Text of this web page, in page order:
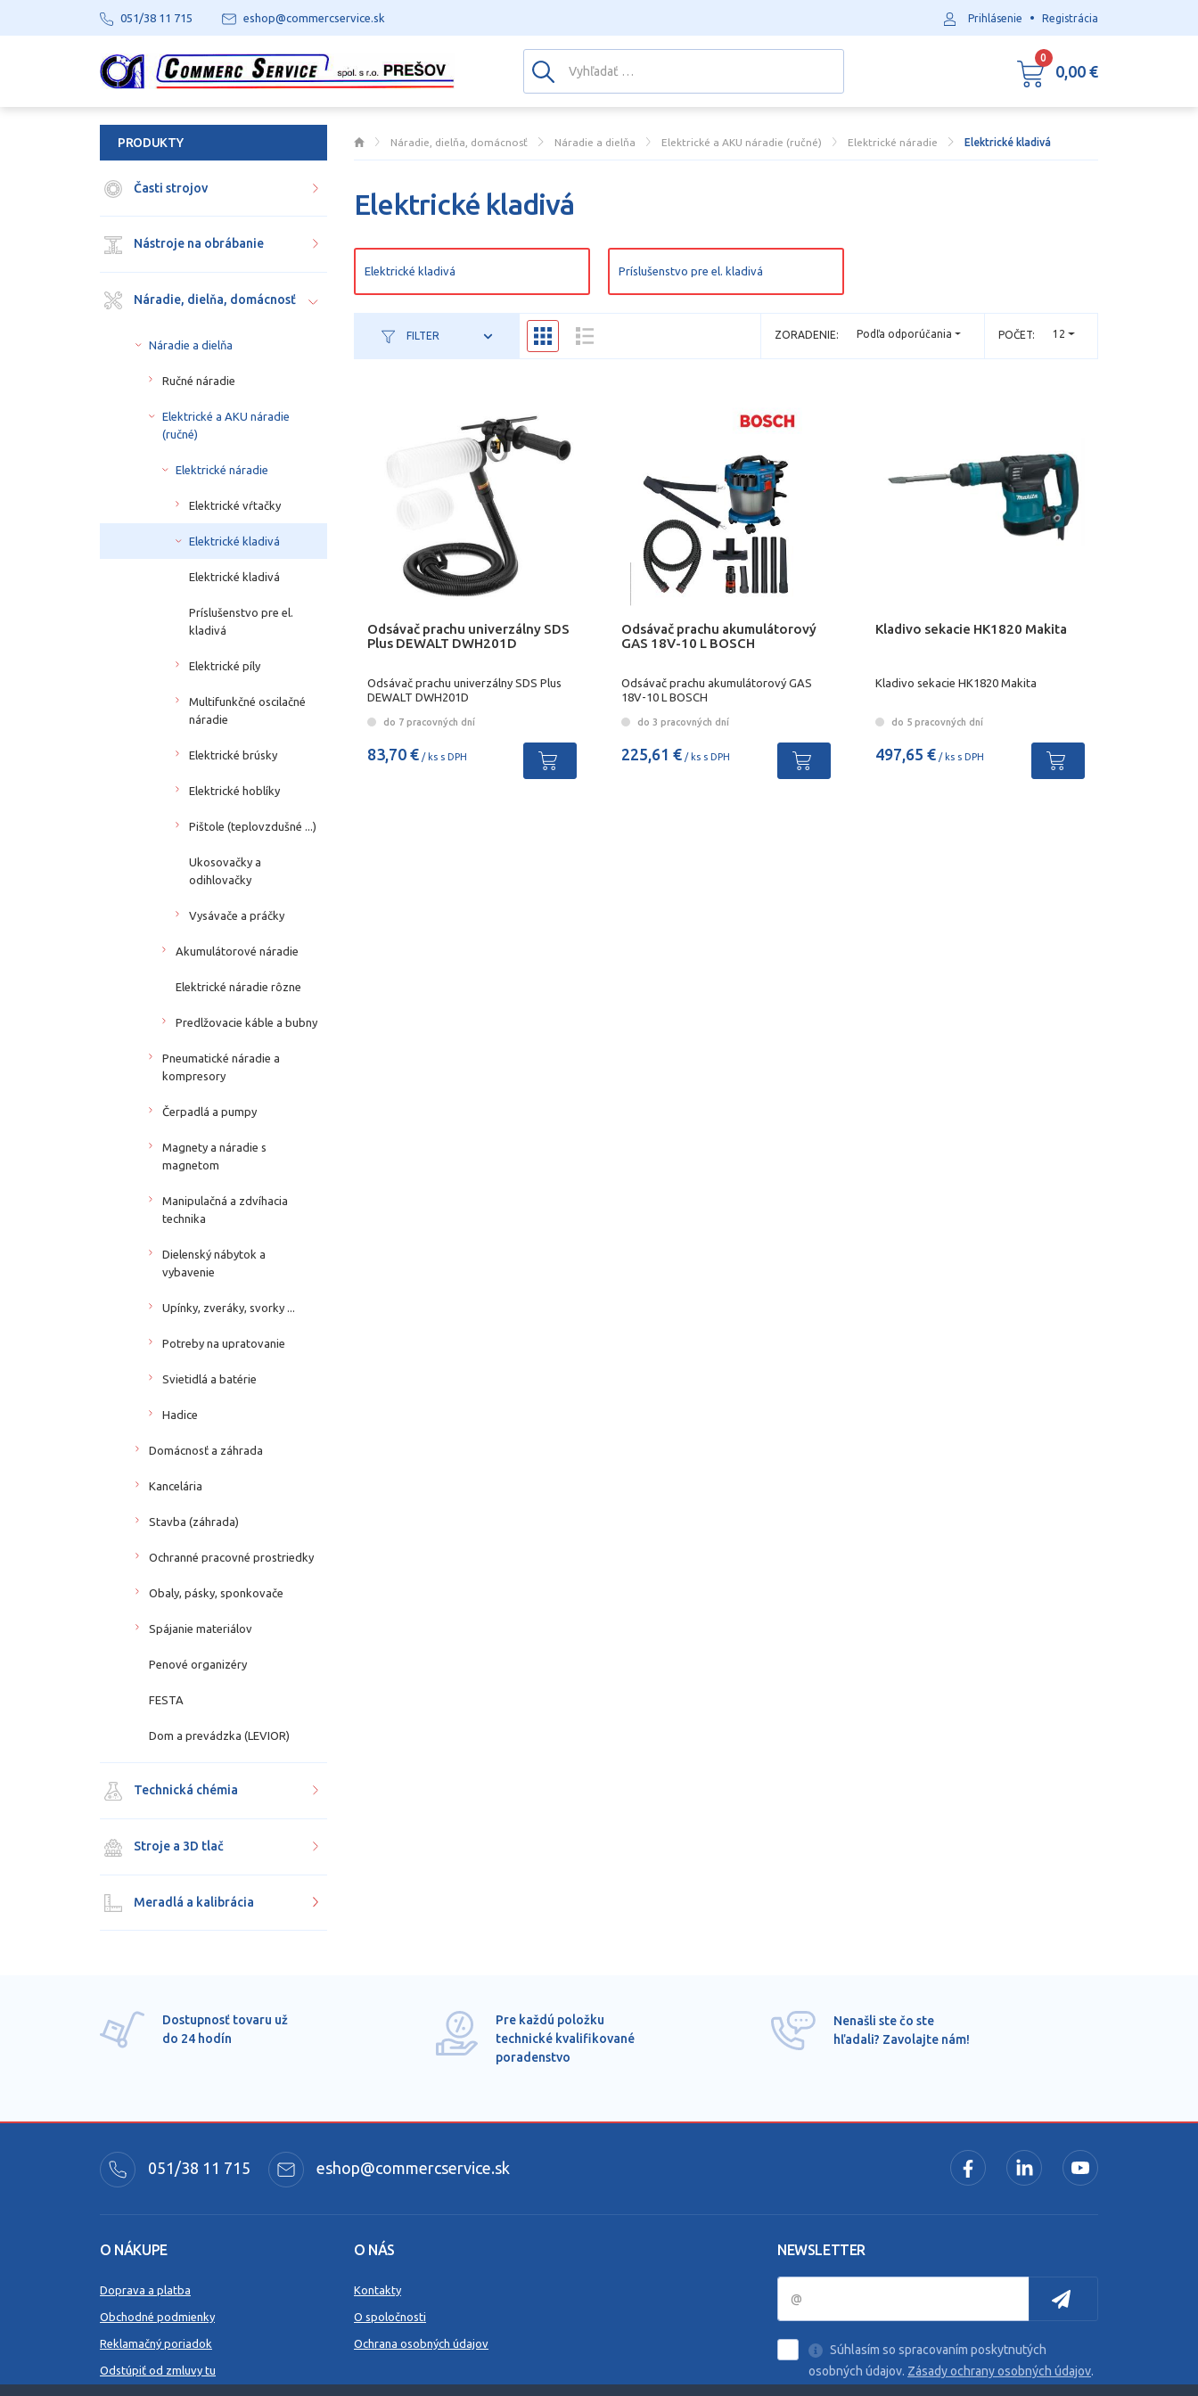
Náradie, dielňa, domácnosť Náradie a dielňa Elektrické a AKU náradie (ručné) Elektrické náradie Elektrické kladivá
Elektrické kladivá
Elektrické kladivá Príslušenstvo pre el. kladivá
FILTER POČET: 12
ZORADENIE: Podľa odporúčania
Odsávač prachu univerzálny SDS
Plus DEWALT DWH201D
Odsávač prachu univerzálny SDS Plus
DEWALT DWH201D
do 7 pracovných dní
83,70 € / ks s DPH
Odsávač prachu akumulátorový
GAS 18V-10 L BOSCH
Odsávač prachu akumulátorový GAS
18V-10 L BOSCH
do 3 pracovných dní
225,61 €/ ks s DPH
Kladivo sekacie HK1820 Makita
Kladivo sekacie HK1820 Makita
do 5 pracovných dní
497,65 €/ ks s DPH
PRODUKTY
Časti strojov
Nástroje na obrábanie
Náradie, dielňa, domácnosť
Náradie a dielňa
Ručné náradie
Elektrické a AKU náradie
(ručné)
Elektrické náradie
Elektrické vŕtačky
Elektrické kladivá
Elektrické kladivá
Príslušenstvo pre el.
kladivá
Elektrické píly
Multifunkčné oscilačné
náradie
Elektrické brúsky
Elektrické hoblíky
Pištole (teplovzdušné ...)
Ukosovačky a
odihlovačky
Vysávače a práčky
Akumulátorové náradie
Elektrické náradie rôzne
Predlžovacie káble a bubny
Pneumatické náradie a
kompresory
Čerpadlá a pumpy
Magnety a náradie s
magnetom
Manipulačná a zdvíhacia
technika
Dielenský nábytok a
vybavenie
Upínky, zveráky, svorky ...
Potreby na upratovanie
Svietidlá a batérie
Hadice
Domácnosť a záhrada
Kancelária
Stavba (záhrada)
Ochranné pracovné prostriedky
Obaly, pásky, sponkovače
Spájanie materiálov
Penové organizéry
FESTA
Dom a prevádzka (LEVIOR)
Technická chémia
Stroje a 3D tlač
Meradlá a kalibrácia
Dostupnosť tovaru už
do 24 hodín
Pre každú položku
technické kvalifikované
poradenstvo
Nenašli ste čo ste
hľadali? Zavolajte nám!
051/38 11 715 eshop@commercservice.sk
O NÁKUPE
Doprava a platba
Obchodné podmienky
Reklamačný poriadok
Odstúpiť od zmluvy tu
O NÁS
Kontakty
O spoločnosti
Ochrana osobných údajov
NEWSLETTER
Súhlasím so spracovaním poskytnutých
osobných údajov. Zásady ochrany osobných údajov.
051/38 11 715 eshop@commercservice.sk Prihlásenie • Registrácia
0
0,00 €